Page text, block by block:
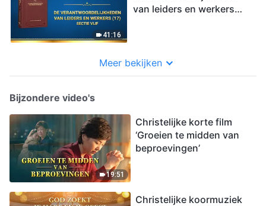
41:16
van leiders en werkers
Meer bekijken
Bijzondere video's
19:51
Christelijke korte film
‘Groeien te midden van
beproevingen’
Christelijke koormuziek